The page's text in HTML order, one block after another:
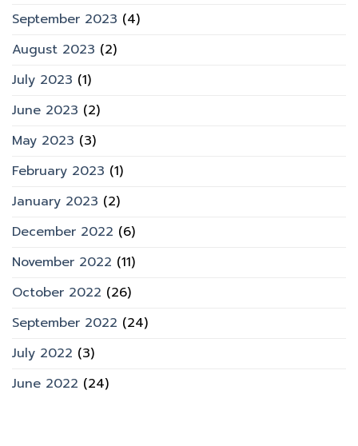
September 2023 (4)
August 2023 (2)
July 2023 (1)
June 2023 (2)
May 2023 (3)
February 2023 (1)
January 2023 (2)
December 2022 (6)
November 2022 (11)
October 2022 (26)
September 2022 (24)
July 2022 (3)
June 2022 (24)